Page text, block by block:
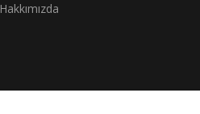
Hakkımızda